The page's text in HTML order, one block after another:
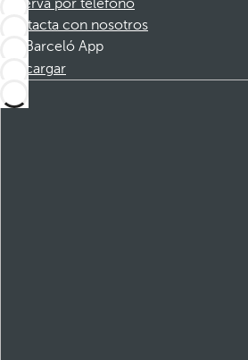
Reserva por teléfono
Contacta con nosotros
Barceló App
Descargar